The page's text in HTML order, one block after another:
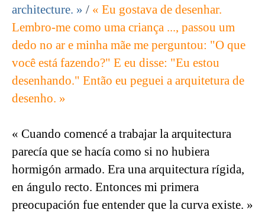
architecture. » / « Eu gostava de desenhar.
Lembro-me como uma criança ..., passou um
dedo no ar e minha mãe me perguntou: "O que
você está fazendo?" E eu disse: "Eu estou
desenhando." Então eu peguei a arquitetura de
desenho. »
« Cuando comencé a trabajar la arquitectura
parecía que se hacía como si no hubiera
hormigón armado. Era una arquitectura rígida,
en ángulo recto. Entonces mi primera
preocupación fue entender que la curva existe. »